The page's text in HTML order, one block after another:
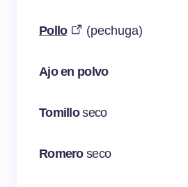
Pollo (pechuga)
Ajo en polvo
Tomilloseco
Romero seco